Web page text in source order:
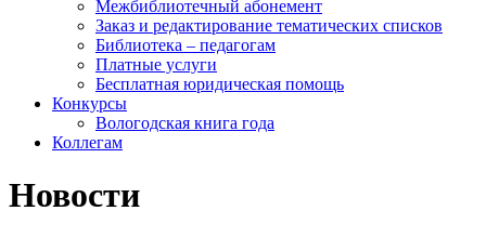
Межбиблиотечный абонемент
Заказ и редактирование тематических списков
Библиотека – педагогам
Платные услуги
Бесплатная юридическая помощь
Конкурсы
Вологодская книга года
Коллегам
Новости